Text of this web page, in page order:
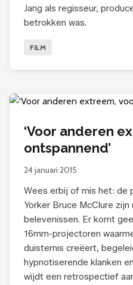
Jang als regisseur,
betrokken was.
FILM
‘Voor anderen
ontspannend’
24 januari 2015
Wees erbij of mis het: de
Yorker Bruce McClure
belevenissen. Er komt
16mm-projectoren
duisternis creëert,
hypnotiserende klanken
wijdt een retrospectief